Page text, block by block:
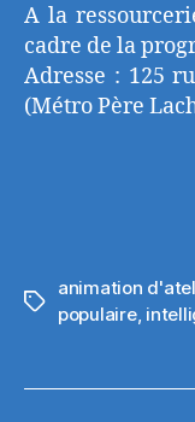
A la
cadre de la
Adresse : 125
(Métro Père
Étiquettes
animation
populaire,